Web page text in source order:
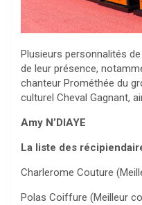
Plusieurs personnalités
de leur présence,
chanteur Prométhée du
culturel Cheval Gagnant,
Amy N’DIAYE
La liste des
Charlerome Couture
Polas Coiffure (Meilleur